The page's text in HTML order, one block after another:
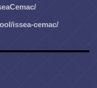
issea-cemac/